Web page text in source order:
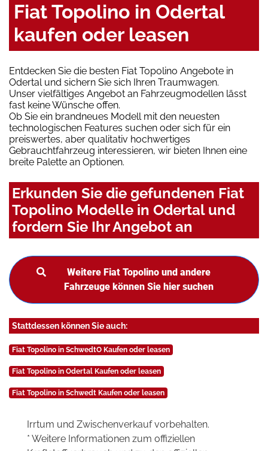
Fiat Topolino in Odertal
kaufen oder leasen
Entdecken Sie die besten Fiat Topolino Angebote in
Odertal und sichern Sie sich Ihren Traumwagen.
Unser vielfältiges Angebot an Fahrzeugmodellen lässt
fast keine Wünsche offen.
Ob Sie ein brandneues Modell mit den neuesten
technologischen Features suchen oder sich für ein
preiswertes, aber qualitativ hochwertiges
Gebrauchtfahrzeug interessieren, wir bieten Ihnen eine
breite Palette an Optionen.
Erkunden Sie die gefundenen Fiat
Topolino Modelle in Odertal und
fordern Sie Ihr Angebot an
Weitere Fiat Topolino und andere
Fahrzeuge können Sie hier suchen
Stattdessen können Sie auch:
Fiat Topolino in SchwedtO Kaufen oder leasen
Fiat Topolino in Odertal Kaufen oder leasen
Fiat Topolino in Schwedt Kaufen oder leasen
Irrtum und Zwischenverkauf vorbehalten.
* Weitere Informationen zum offiziellen